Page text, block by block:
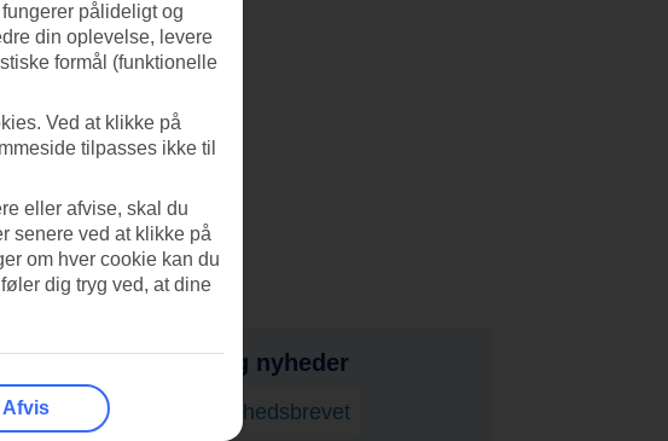
Få tilbud, tips og nyheder
Abonner på nyhedsbrevet
pålideligt og
din oplevelse, levere
formål (funktionelle
Ved at klikke på
tilpasses ikke til
eller afvise, skal du
senere ved at klikke på
om hver cookie kan du
dig tryg ved, at dine
Afvis